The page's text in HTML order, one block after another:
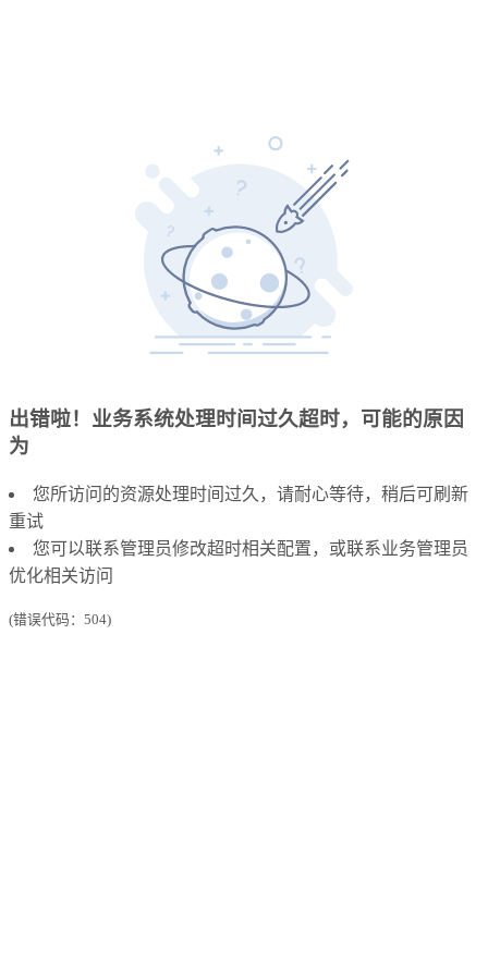
出错啦！业务系统处理时间过久超时，可能的原因
为
您所访问的资源处理时间过久，请耐心等待，稍后可刷新
重试
您可以联系管理员修改超时相关配置，或联系业务管理员
优化相关访问
(错误代码：504)